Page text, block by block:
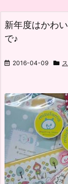
新年度はかわ
で♪
2016-04-09